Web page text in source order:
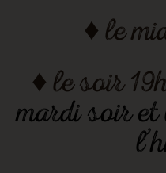
♦ le
♦ le soir
mardi soir